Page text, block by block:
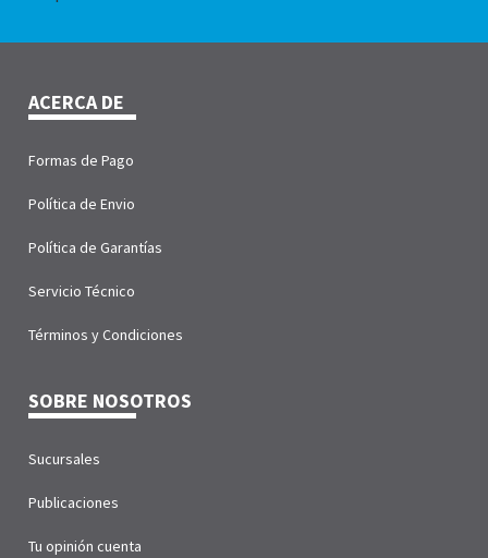
ACERCA DE
Formas de Pago
Política de Envio
Política de Garantías
Servicio Técnico
Términos y Condiciones
SOBRE NOSOTROS
Sucursales
Publicaciones
Tu opinión cuenta